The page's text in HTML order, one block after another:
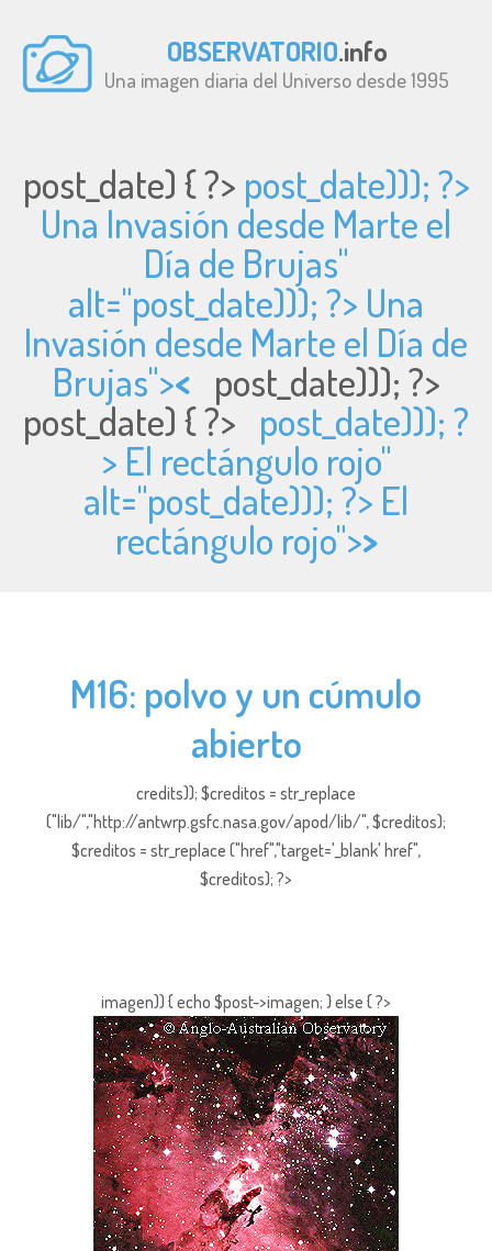
OBSERVATORIO.info
Una imagen diaria del Universo desde 1995
post_date) { ?> post_date))); ?>
Una Invasión desde Marte el
Día de Brujas"
alt="post_date))); ?> Una
Invasión desde Marte el Día de
Brujas">< post_date))); ?>
post_date) { ?> post_date))); ?
> El rectángulo rojo"
alt="post_date))); ?> El
rectángulo rojo">>
M16: polvo y un cúmulo
abierto
credits)); $creditos = str_replace
("lib/","http://antwrp.gsfc.nasa.gov/apod/lib/", $creditos);
$creditos = str_replace ("href","target='_blank' href",
$creditos); ?>
imagen)) { echo $post->imagen; } else { ?>